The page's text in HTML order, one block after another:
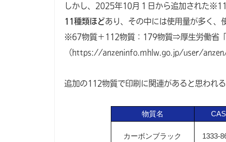
しかし、2025年10月１日から追加された
11種類ほどあり、その中には使用量が多く、
※67物質＋112物質：179物質⇒厚生労働省「
（https://anzeninfo.mhlw.go.jp/user/
追加の112物質で印刷に関連があると思われ
物質名 CAS
カーボンブラック 1333-